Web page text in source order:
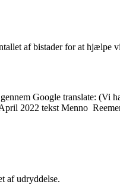
af bistader for at hjælpe
Google translate: (Vi
2022 tekst Menno
af udryddelse.